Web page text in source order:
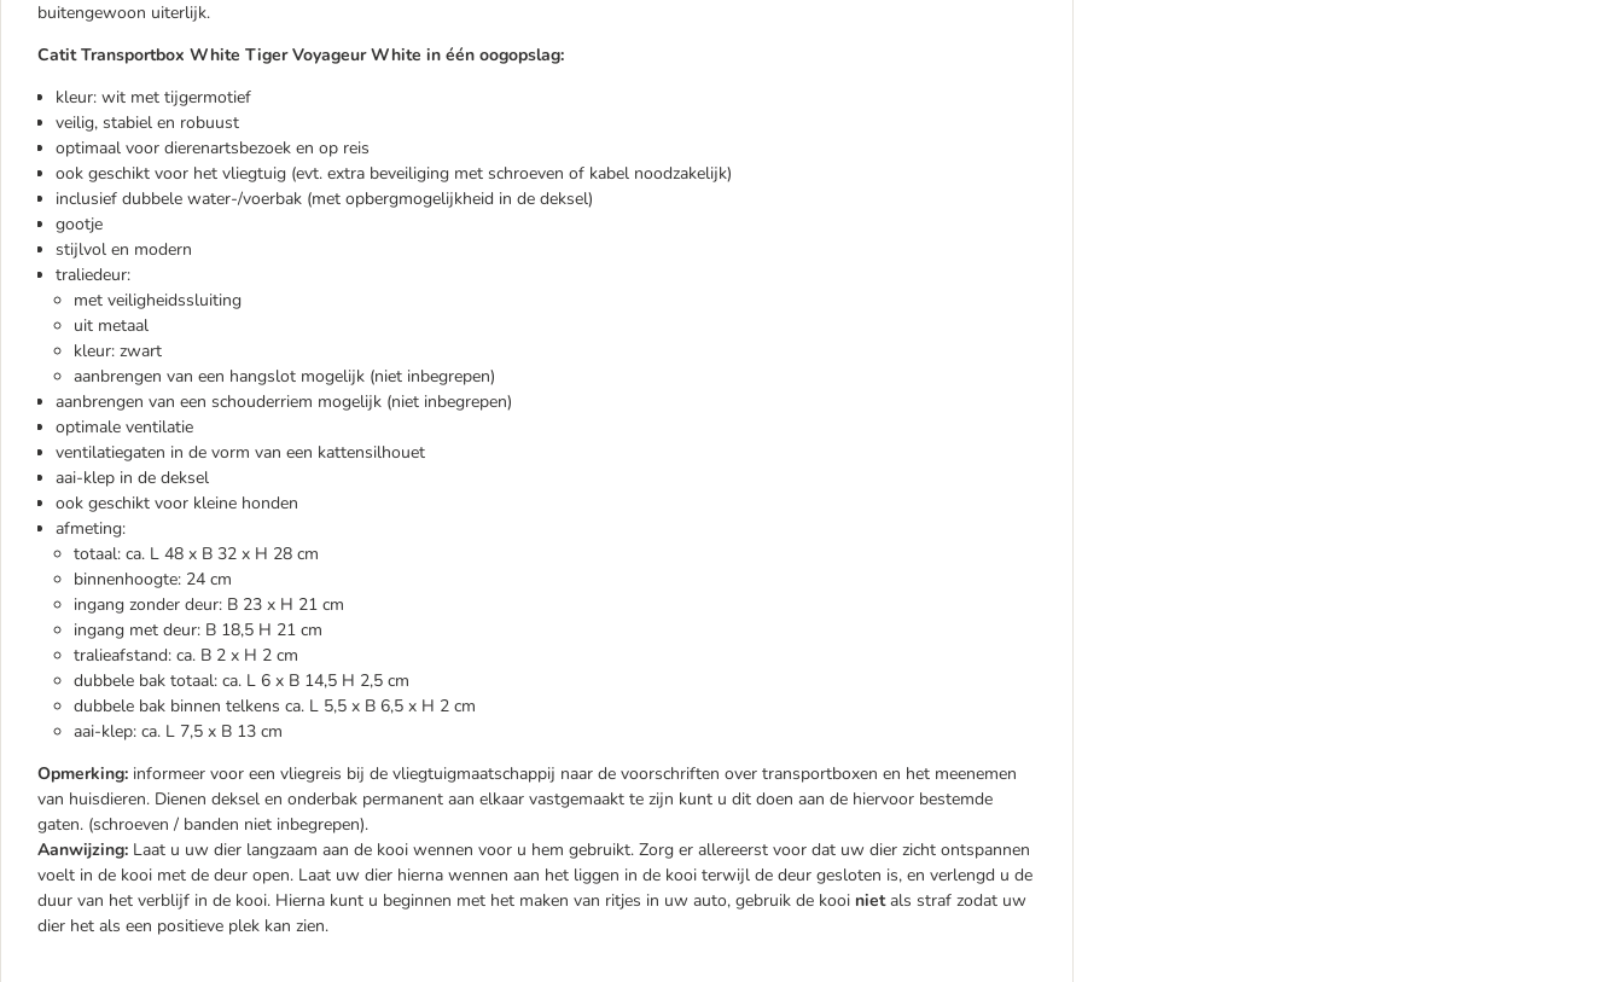
buitengewoon uiterlijk.
Catit Transportbox White Tiger Voyageur White in één oogopslag:
kleur: wit met tijgermotief
veilig, stabiel en robuust
optimaal voor dierenartsbezoek en op reis
ook geschikt voor het vliegtuig (evt. extra beveiliging met schroeven of kabel noodzakelijk)
inclusief dubbele water-/voerbak (met opbergmogelijkheid in de deksel)
gootje
stijlvol en modern
traliedeur:
met veiligheidssluiting
uit metaal
kleur: zwart
aanbrengen van een hangslot mogelijk (niet inbegrepen)
aanbrengen van een schouderriem mogelijk (niet inbegrepen)
optimale ventilatie
ventilatiegaten in de vorm van een kattensilhouet
aai-klep in de deksel
ook geschikt voor kleine honden
afmeting:
totaal: ca. L 48 x B 32 x H 28 cm
binnenhoogte: 24 cm
ingang zonder deur: B 23 x H 21 cm
ingang met deur: B 18,5 H 21 cm
tralieafstand: ca. B 2 x H 2 cm
dubbele bak totaal: ca. L 6 x B 14,5 H 2,5 cm
dubbele bak binnen telkens ca. L 5,5 x B 6,5 x H 2 cm
aai-klep: ca. L 7,5 x B 13 cm
Opmerking: informeer voor een vliegreis bij de vliegtuigmaatschappij naar de voorschriften over transportboxen en het meenemen
van huisdieren. Dienen deksel en onderbak permanent aan elkaar vastgemaakt te zijn kunt u dit doen aan de hiervoor bestemde
gaten. (schroeven / banden niet inbegrepen).
Aanwijzing: Laat u uw dier langzaam aan de kooi wennen voor u hem gebruikt. Zorg er allereerst voor dat uw dier zicht ontspannen
voelt in de kooi met de deur open. Laat uw dier hierna wennen aan het liggen in de kooi terwijl de deur gesloten is, en verlengd u de
duur van het verblijf in de kooi. Hierna kunt u beginnen met het maken van ritjes in uw auto, gebruik de kooi nietals straf zodat uw
dier het als een positieve plek kan zien.